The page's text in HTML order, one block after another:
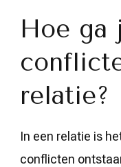
Hoe ga
relatie?
In een relatie is
conflicten